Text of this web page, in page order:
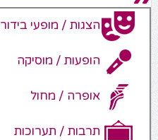
הצגות / מופעי בידור
הופעות / מוסיקה
אופרה / מחול
תרבות / תערוכות